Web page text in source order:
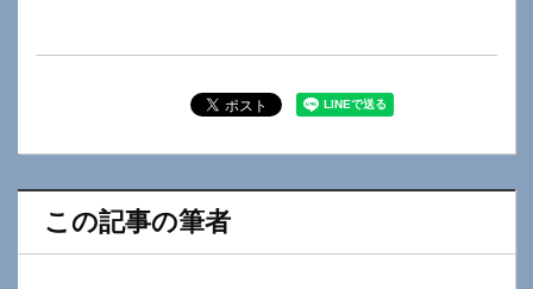
この記事の筆者